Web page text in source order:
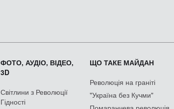
ФОТО, АУДІО, ВІДЕО,
3D
Світлини з Революції
Гідності
ЩО ТАКЕ МАЙДАН
Революція на граніті
"Україна без Кучми"